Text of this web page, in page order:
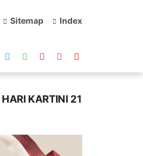
Sitemap Index
KARTINI 21